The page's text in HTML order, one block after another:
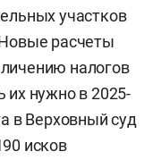
участков
расчеты
налогов
их нужно в 2025-
в Верховный суд
исков